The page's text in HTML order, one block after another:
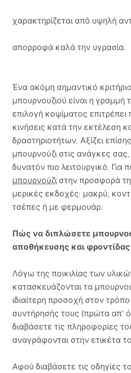
χαρακτηρίζεται από υψηλή
απορροφά καλά την υγρασία.
Ένα ακόμη σημαντικό
μπουρνουζιού είναι η
επιλογή κοψίματος επιτρέπει
κινήσεις κατά την εκτέλεση
δραστηριοτήτων. Αξίζει
μπουρνούζι στις ανάγκες
δυνατόν πιο λειτουργικό. Για
μπουρνούζιστην προσφορά
μερικές εκδοχές: μακρύ,
τσέπες ή με φερμουάρ.
Πώς να διπλώσετε
αποθήκευσης και φροντίδας
Λόγω της ποικιλίας των
κατασκευάζονται τα
ιδιαίτερη προσοχή στον
συντήρησής τους (πρώτα απ’
διαβάσετε τις πληροφορίες
αναγράφονται στην ετικέτα
Αφού διαβάσετε τις οδηγίες